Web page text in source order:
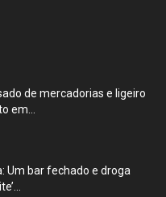
de mercadorias e ligeiro
em...
Um bar fechado e droga